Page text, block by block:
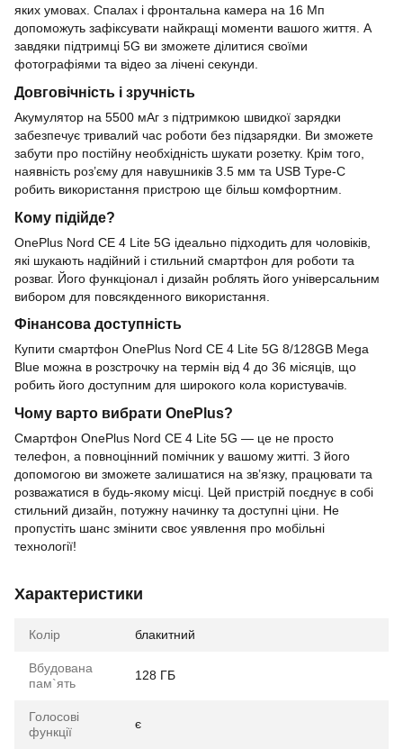
яких умовах. Спалах і фронтальна камера на 16 Мп
допоможуть зафіксувати найкращі моменти вашого життя. А
завдяки підтримці 5G ви зможете ділитися своїми
фотографіями та відео за лічені секунди.
Довговічність і зручність
Акумулятор на 5500 мАг з підтримкою швидкої зарядки
забезпечує тривалий час роботи без підзарядки. Ви зможете
забути про постійну необхідність шукати розетку. Крім того,
наявність роз’єму для навушників 3.5 мм та USB Type-C
робить використання пристрою ще більш комфортним.
Кому підійде?
OnePlus Nord CE 4 Lite 5G ідеально підходить для чоловіків,
які шукають надійний і стильний смартфон для роботи та
розваг. Його функціонал і дизайн роблять його універсальним
вибором для повсякденного використання.
Фінансова доступність
Купити смартфон OnePlus Nord CE 4 Lite 5G 8/128GB Mega
Blue можна в розстрочку на термін від 4 до 36 місяців, що
робить його доступним для широкого кола користувачів.
Чому варто вибрати OnePlus?
Смартфон OnePlus Nord CE 4 Lite 5G — це не просто
телефон, а повноцінний помічник у вашому житті. З його
допомогою ви зможете залишатися на зв’язку, працювати та
розважатися в будь-якому місці. Цей пристрій поєднує в собі
стильний дизайн, потужну начинку та доступні ціни. Не
пропустіть шанс змінити своє уявлення про мобільні
технології!
Характеристики
Колір блакитний
Вбудована
пам`ять
128 ГБ
Голосові
функції
є